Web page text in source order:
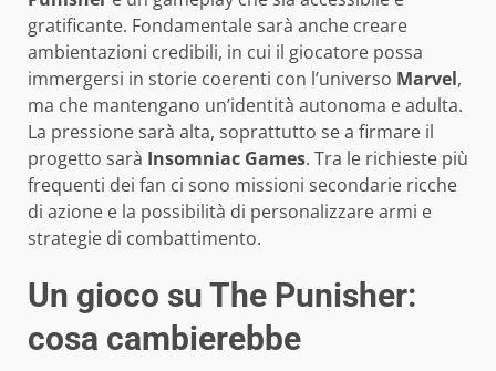
gratificante. Fondamentale sarà anche creare
ambientazioni credibili, in cui il giocatore possa
immergersi in storie coerenti con l’universo Marvel,
ma che mantengano un’identità autonoma e adulta.
La pressione sarà alta, soprattutto se a firmare il
progetto sarà Insomniac Games. Tra le richieste più
frequenti dei fan ci sono missioni secondarie ricche
di azione e la possibilità di personalizzare armi e
strategie di combattimento.
Un gioco su The Punisher:
cosa cambierebbe